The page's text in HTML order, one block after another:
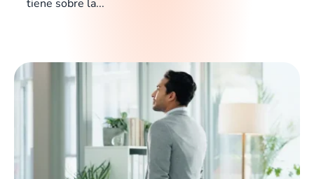
tiene sobre la...